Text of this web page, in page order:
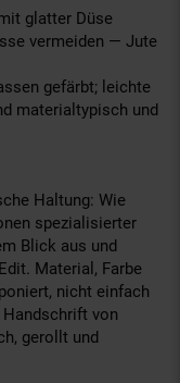
glatter Düse
vermeiden — Jute
gefärbt; leichte
materialtypisch und
Haltung: Wie
spezialisierter
Blick aus und
Material, Farbe
nicht einfach
von
gerollt und